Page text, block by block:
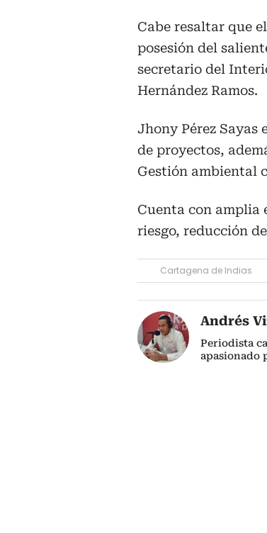
Cabe resaltar que
posesión del
secretario del
Hernández Ramos.
Jhony Pérez Sayas
de proyectos,
Gestión ambiental
Cuenta con amplia
riesgo, reducción
Cartagena de Indias
Andrés
Periodista
apasionado